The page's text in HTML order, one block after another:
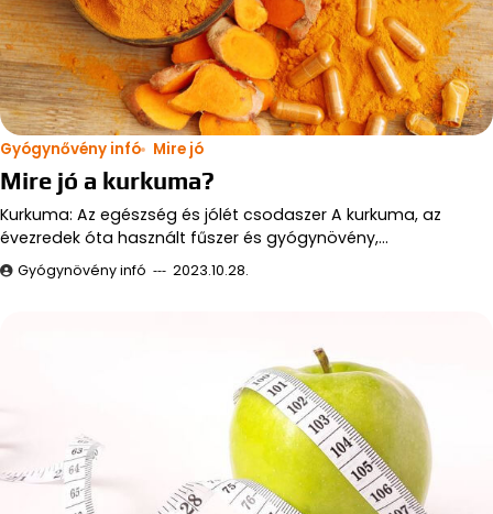
Gyógynővény infó Mire jó
Mire jó a kurkuma?
Kurkuma: Az egészség és jólét csodaszer A kurkuma, az
évezredek óta használt fűszer és gyógynövény,…
Gyógynövény infó 2023.10.28.